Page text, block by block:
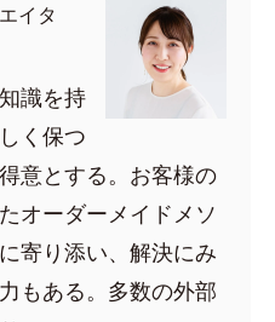
イタ
識を持
く保つ
意とする。お客様の
オーダーメイドメソ
寄り添い、解決にみ
もある。多数の外部